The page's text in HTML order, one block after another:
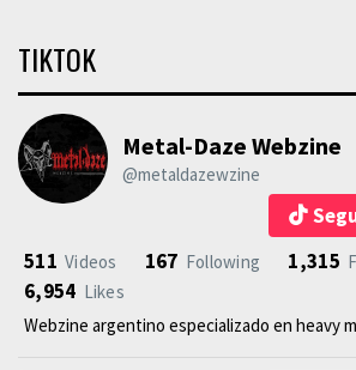
TIKTOK
Metal-Daze Webzine
@metaldazewzine
511 Videos 167 Following 1,315
6,954 Likes
Webzine argentino especializado en heavy